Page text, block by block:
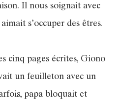
Il nous soignait avec
s’occuper des êtres.
cinq pages écrites, Giono
un feuilleton avec un
papa bloquait et